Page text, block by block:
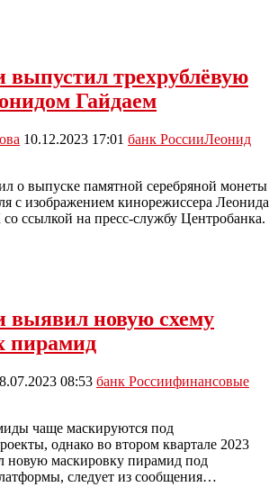
выпустил трехрублëвую
Гайдаем
10.12.2023 17:01 банк РоссииЛеонид
о выпуске памятной серебряной монеты
с изображением кинорежиссера Леонида
ссылкой на пресс-службу Центробанка.
выявил новую схему
пирамид
08:53 банк Россиифинансовые
чаще маскируются под
однако во втором квартале 2023
маскировку пирамид под
следует из сообщения…